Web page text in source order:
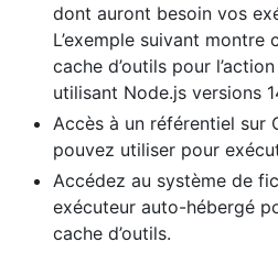
dont auront besoin vos
L’exemple suivant montre
cache d’outils pour l’action
utilisant Node.js versions
Accès à un référentiel sur
pouvez utiliser pour
Accédez au système de
exécuteur auto-hébergé
cache d’outils.